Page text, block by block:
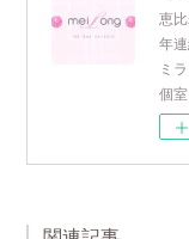
恵
年
ミ
個